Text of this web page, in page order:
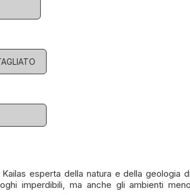
esperta della natura e della geologia
imperdibili, ma anche gli ambienti